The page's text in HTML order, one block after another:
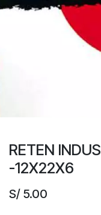
RETEN
-12X22X6
S/ 5.00